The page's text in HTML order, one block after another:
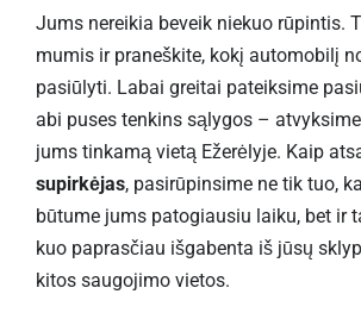
Jums nereikia beveik niekuo rūpintis.
mumis ir praneškite, kokį automobilį
pasiūlyti. Labai greitai pateiksime
abi puses tenkins sąlygos –
jums tinkamą vietą Ežerėlyje. Kaip
supirkėjas, pasirūpinsime ne tik tuo,
būtume jums patogiausiu laiku, bet ir
kuo paprasčiau išgabenta iš jūsų
kitos saugojimo vietos.